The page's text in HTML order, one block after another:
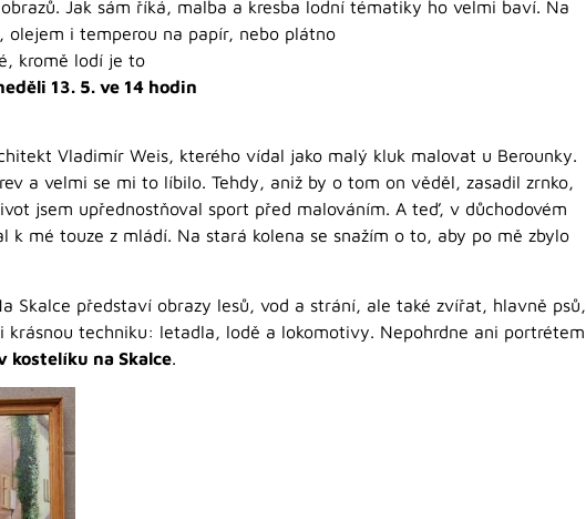
Jak sám říká, malba a kresba lodní tématiky ho velmi baví. Na
olejem i temperou na papír, nebo plátno
kromě lodí je to
13. 5. ve 14 hodin
Vladimír Weis, kterého vídal jako malý kluk malovat u Berounky.
a velmi se mi to líbilo. Tehdy, aniž by o tom on věděl, zasadil zrnko,
jsem upřednostňoval sport před malováním. A teď, v důchodovém
mé touze z mládí. Na stará kolena se snažím o to, aby po mě zbylo
Skalce představí obrazy lesů, vod a strání, ale také zvířat, hlavně psů,
techniku: letadla, lodě a lokomotivy. Nepohrdne ani portrétem
kostelíku na Skalce.